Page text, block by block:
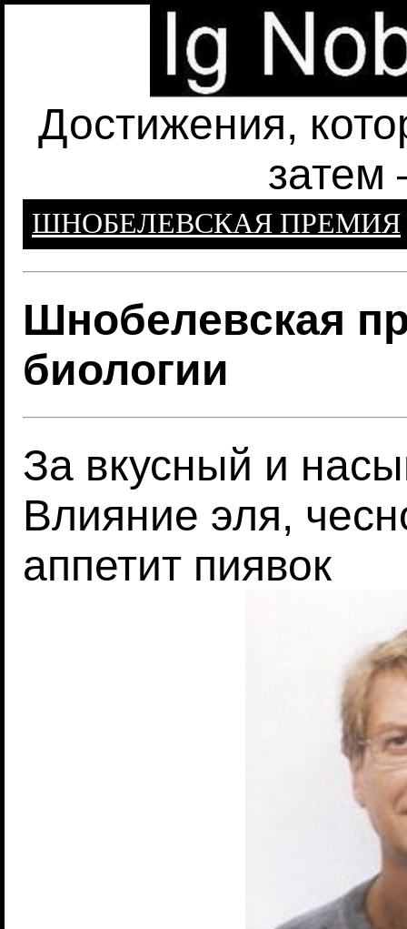
Достижения,
затем
ШНОБЕЛЕВСКАЯ ПРЕМИЯ
Шнобелевская
биологии
За вкусный и
Влияние эля,
аппетит пиявок